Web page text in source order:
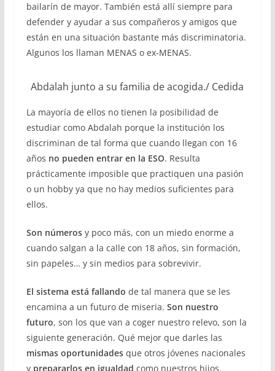
bailarín de mayor. También está allí siempre para
defender y ayudar a sus compañeros y amigos que
están en una situación bastante más discriminatoria.
Algunos los llaman MENAS o ex-MENAS.
Abdalah junto a su familia de acogida./ Cedida
La mayoría de ellos no tienen la posibilidad de
estudiar como Abdalah porque la institución los
discriminan de tal forma que cuando llegan con 16
años no pueden entrar en la ESO. Resulta
prácticamente imposible que practiquen una pasión
o un hobby ya que no hay medios suficientes para
ellos.
Son númerosy poco más, con un miedo enorme a
cuando salgan a la calle con 18 años, sin formación,
sin papeles… y sin medios para sobrevivir.
El sistema está fallando de tal manera que se les
encamina a un futuro de miseria. Son nuestro
futuro, son los que van a coger nuestro relevo, son la
siguiente generación. Qué mejor que darles las
mismas oportunidadesque otros jóvenes nacionales
y prepararlos en igualdad como nuestros hijos.